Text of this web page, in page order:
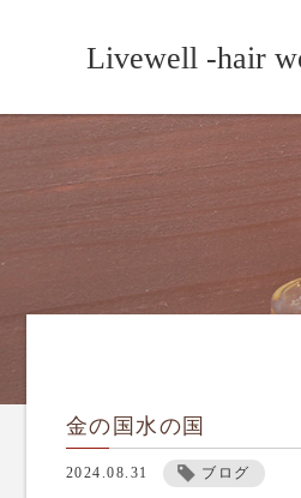
Livewell -hair
金の国水の国
2024.08.31 ブログ